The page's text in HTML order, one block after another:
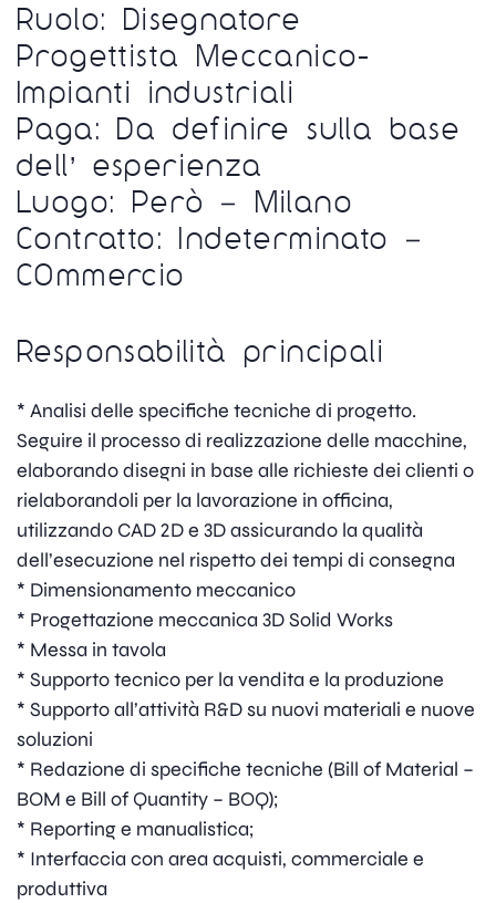
Ruolo: Disegnatore
Progettista Meccanico-
Impianti industriali
Paga: Da definire sulla base
dell’ esperienza
Luogo: Però – Milano
Contratto: Indeterminato –
COmmercio
Responsabilità principali
* Analisi delle specifiche tecniche di progetto.
Seguire il processo di realizzazione delle macchine,
elaborando disegni in base alle richieste dei clienti o
rielaborandoli per la lavorazione in officina,
utilizzando CAD 2D e 3D assicurando la qualità
dell’esecuzione nel rispetto dei tempi di consegna
* Dimensionamento meccanico
* Progettazione meccanica 3D Solid Works
* Messa in tavola
* Supporto tecnico per la vendita e la produzione
* Supporto all’attività R&D su nuovi materiali e nuove
soluzioni
* Redazione di specifiche tecniche (Bill of Material –
BOM e Bill of Quantity – BOQ);
* Reporting e manualistica;
* Interfaccia con area acquisti, commerciale e
produttiva